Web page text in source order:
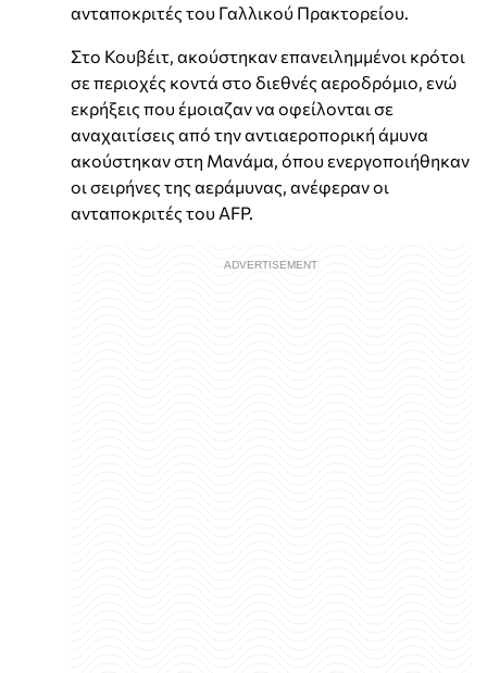
ανταποκριτές του Γαλλικού Πρακτορείου.
Στο Κουβέιτ, ακούστηκαν επανειλημμένοι κρότοι
σε περιοχές κοντά στο διεθνές αεροδρόμιο, ενώ
εκρήξεις που έμοιαζαν να οφείλονται σε
αναχαιτίσεις από την αντιαεροπορική άμυνα
ακούστηκαν στη Μανάμα, όπου ενεργοποιήθηκαν
οι σειρήνες της αεράμυνας, ανέφεραν οι
ανταποκριτές του AFP.